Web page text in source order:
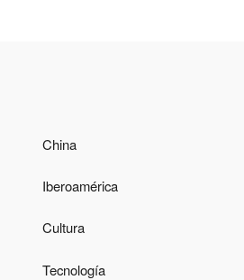
China
Iberoamérica
Cultura
Tecnología